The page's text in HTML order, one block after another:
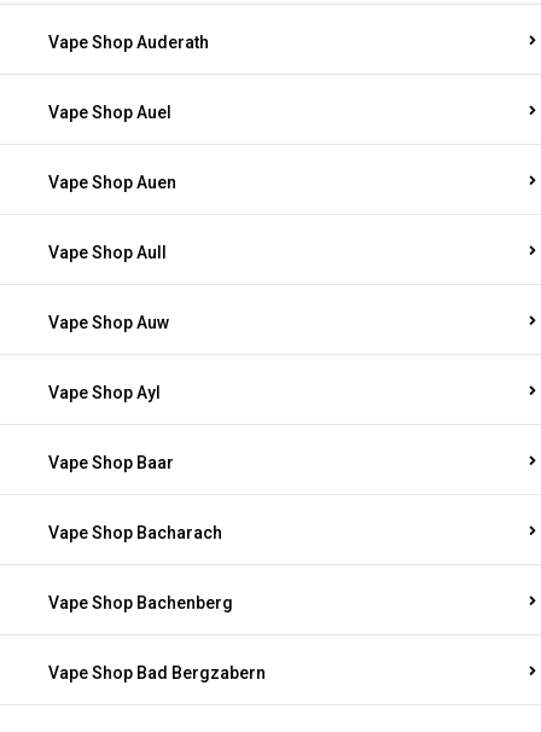
Vape Shop Auderath
Vape Shop Auel
Vape Shop Auen
Vape Shop Aull
Vape Shop Auw
Vape Shop Ayl
Vape Shop Baar
Vape Shop Bacharach
Vape Shop Bachenberg
Vape Shop Bad Bergzabern